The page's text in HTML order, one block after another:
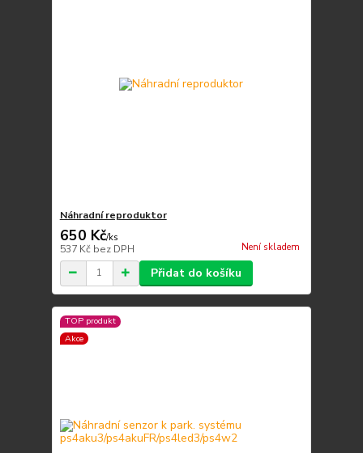
Náhradní reproduktor
650 Kč/ks
537 Kč bez DPH Není skladem
Přidat do košíku
TOP produkt
Akce